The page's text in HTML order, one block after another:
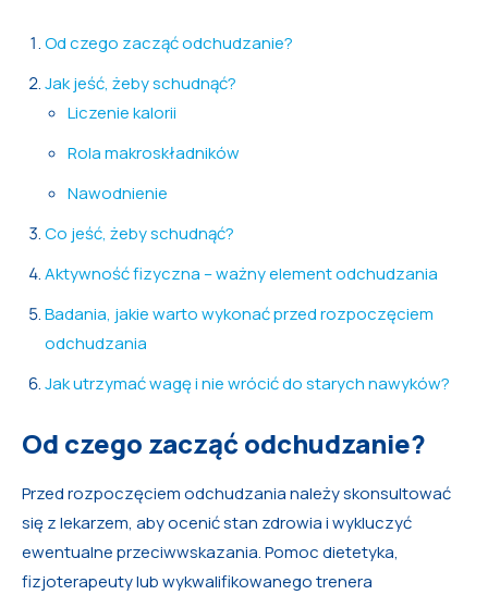
Od czego zacząć odchudzanie?
Jak jeść, żeby schudnąć?
Liczenie kalorii
Rola makroskładników
Nawodnienie
Co jeść, żeby schudnąć?
Aktywność fizyczna – ważny element odchudzania
Badania, jakie warto wykonać przed rozpoczęciem
odchudzania
Jak utrzymać wagę i nie wrócić do starych nawyków?
Od czego zacząć odchudzanie?
Przed rozpoczęciem odchudzania należy skonsultować
się z lekarzem, aby ocenić stan zdrowia i wykluczyć
ewentualne przeciwwskazania. Pomoc dietetyka,
fizjoterapeuty lub wykwalifikowanego trenera